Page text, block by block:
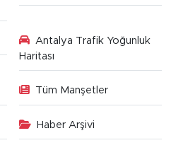
Antalya Trafik Yoğunluk
Haritası
Tüm Manşetler
Haber Arşivi